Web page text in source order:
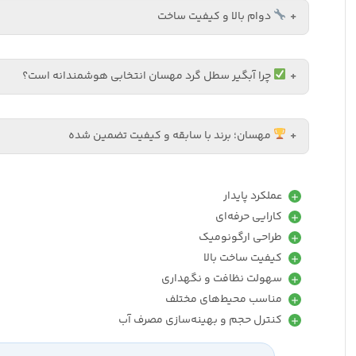
آبگیر سطل گرد مهسان برایخانگی، اداری، تجاری و صنعتی
دوام بالا و کیفیت ساخت
چرا آبگیر سطل گرد مهسان انتخابی هوشمندانه است؟
این محصول ترکیبی ازسادگی، کارایی و دوامارائه می‌دهد.
مهسان؛ برند با سابقه و کیفیت تضمین شده
مهسان با سال‌ها تجربه در تولید محصولات نظافتی، همواره
عملکرد پایدار
کارایی حرفه‌ای
طراحی ارگونومیک
کیفیت ساخت بالا
سهولت نظافت و نگهداری
مناسب محیط‌های مختلف
کنترل حجم و بهینه‌سازی مصرف آب